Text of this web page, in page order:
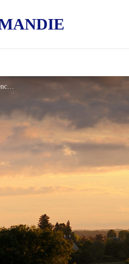
Bellême à vélo - D. Commenchal